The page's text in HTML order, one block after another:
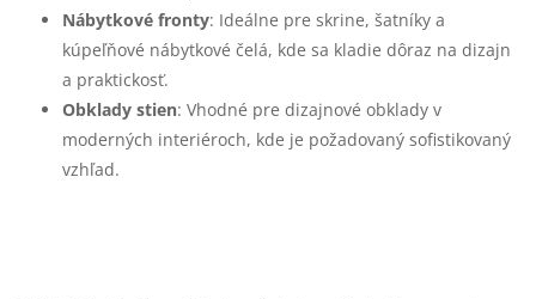
Nábytkové fronty: Ideálne pre skrine, šatníky a
kúpeľňové nábytkové čelá, kde sa kladie dôraz na dizajn
a praktickosť.
Obklady stien: Vhodné pre dizajnové obklady v
moderných interiéroch, kde je požadovaný sofistikovaný
vzhľad.